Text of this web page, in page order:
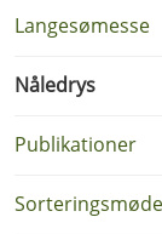
Langesømesse
Nåledrys
Publikationer